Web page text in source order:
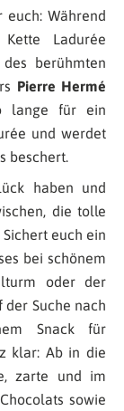
euch: Während
Ladurée
berühmten
Pierre Hermé
lange für ein
und werdet
beschert.
haben und
die tolle
euch ein
bei schönem
oder der
Suche nach
Snack für
klar: Ab in die
zarte und im
sowie